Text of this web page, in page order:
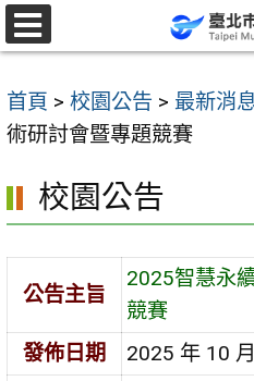
跳
至
要
內
區
首頁 > 校園公告 > 最新消
術研討會暨專題競賽
校園公告
公告主旨
2025智慧永
競賽
發佈日期
2025 年 10
選
單